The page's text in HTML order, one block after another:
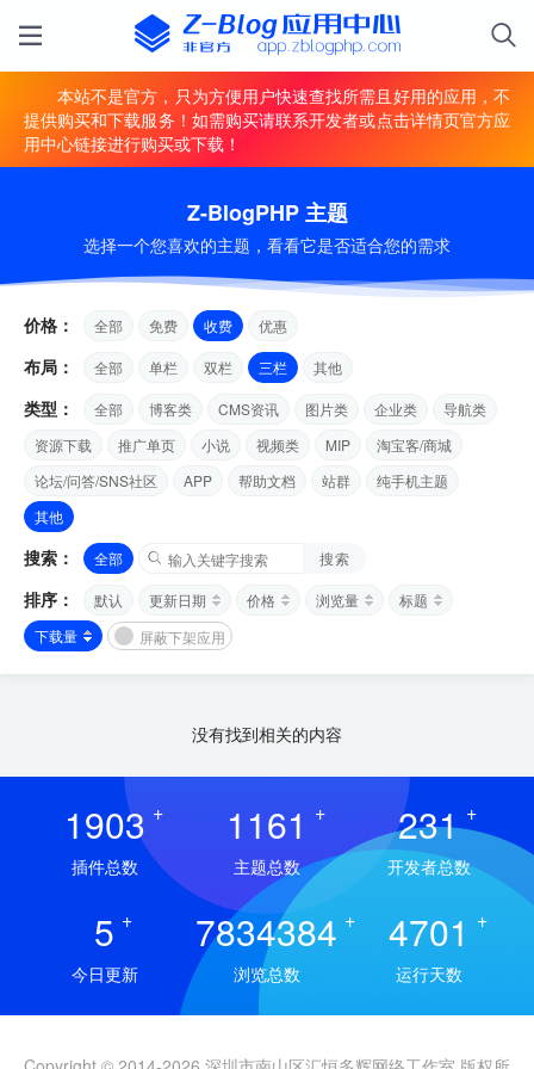
本站不是官方，只为方便用户快速查找所需且好用的应用，不
提供购买和下载服务！如需购买请联系开发者或点击详情页官方应
用中心链接进行购买或下载！
Z-BlogPHP 主题
选择一个您喜欢的主题，看看它是否适合您的需求
价格： 全部 免费 收费 优惠
布局： 全部 单栏 双栏 三栏 其他
类型： 全部 博客类 CMS资讯 图片类 企业类
导航类
资源下载
推广单页 小说 视频类 MIP
淘宝客/商城
论坛/问答/SNS社区
APP 帮助文档 站群
纯手机主题
其他
搜索： 全部 搜索
排序： 默认 更新日期 价格 浏览量
标题
下载量
屏蔽下架应用
没有找到相关的内容
1903 +
插件总数
1161 +
主题总数
231 +
开发者总数
5 +
今日更新
7834384 +
浏览总数
4701 +
运行天数